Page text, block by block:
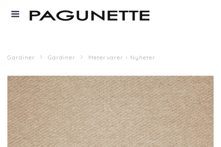
Gardiner Gardiner Metervarer - Nyheter